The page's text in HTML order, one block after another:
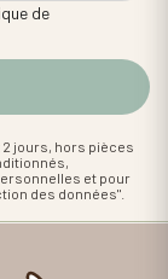
de
2 jours, hors pièces
et pour
des données".